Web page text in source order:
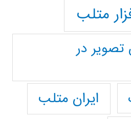
متلب
در
ایران متلب